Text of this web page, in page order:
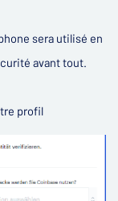
sera utilisé en
avant tout.
profil